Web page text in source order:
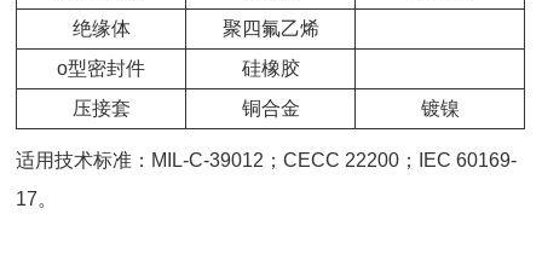
绝缘体
聚四氟乙烯
o型密封件
硅橡胶
压接套
铜合金 镀镍
适用技术标准：MIL-C-39012；CECC 22200；IEC 60169-
17。